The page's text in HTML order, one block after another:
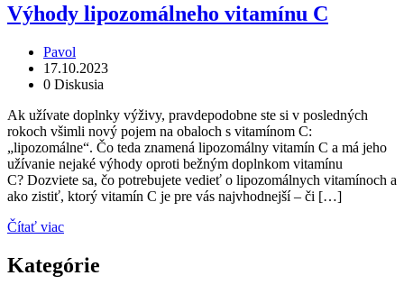
Výhody lipozomálneho vitamínu C
Pavol
17.10.2023
0 Diskusia
Ak užívate doplnky výživy, pravdepodobne ste si v posledných
rokoch všimli nový pojem na obaloch s vitamínom C:
„lipozomálne“. Čo teda znamená lipozomálny vitamín C a má jeho
užívanie nejaké výhody oproti bežným doplnkom vitamínu
C? Dozviete sa, čo potrebujete vedieť o lipozomálnych vitamínoch a
ako zistiť, ktorý vitamín C je pre vás najvhodnejší – či […]
Čítať viac
Kategórie